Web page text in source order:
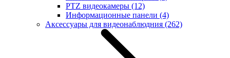
PTZ видеокамеры (12)
Информационные панели (4)
Аксессуары для видеонаблюдния (262)